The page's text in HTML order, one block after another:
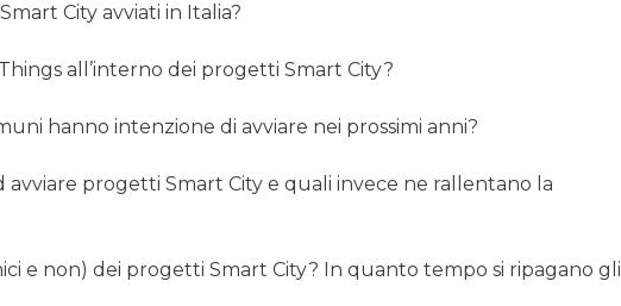
City avviati in Italia?
all’interno dei progetti Smart City?
hanno intenzione di avviare nei prossimi anni?
progetti Smart City e quali invece ne rallentano la
e non) dei progetti Smart City? In quanto tempo si ripagano gli